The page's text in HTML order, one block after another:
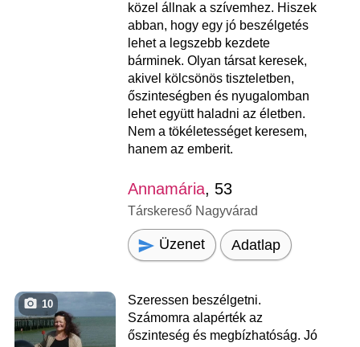
közel állnak a szívemhez. Hiszek
abban, hogy egy jó beszélgetés
lehet a legszebb kezdete
bárminek. Olyan társat keresek,
akivel kölcsönös tiszteletben,
őszinteségben és nyugalomban
lehet együtt haladni az életben.
Nem a tökéletességet keresem,
hanem az emberit.
Annamária, 53
Társkereső Nagyvárad
Üzenet Adatlap
10
Szeressen beszélgetni.
Számomra alapérték az
őszinteség és megbízhatóság. Jó